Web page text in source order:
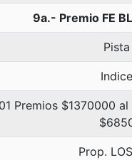
9a.- Premio FE
Premios $1370000
Prop.